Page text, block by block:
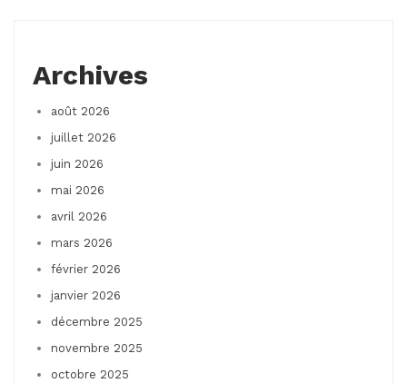
Archives
août 2026
juillet 2026
juin 2026
mai 2026
avril 2026
mars 2026
février 2026
janvier 2026
décembre 2025
novembre 2025
octobre 2025